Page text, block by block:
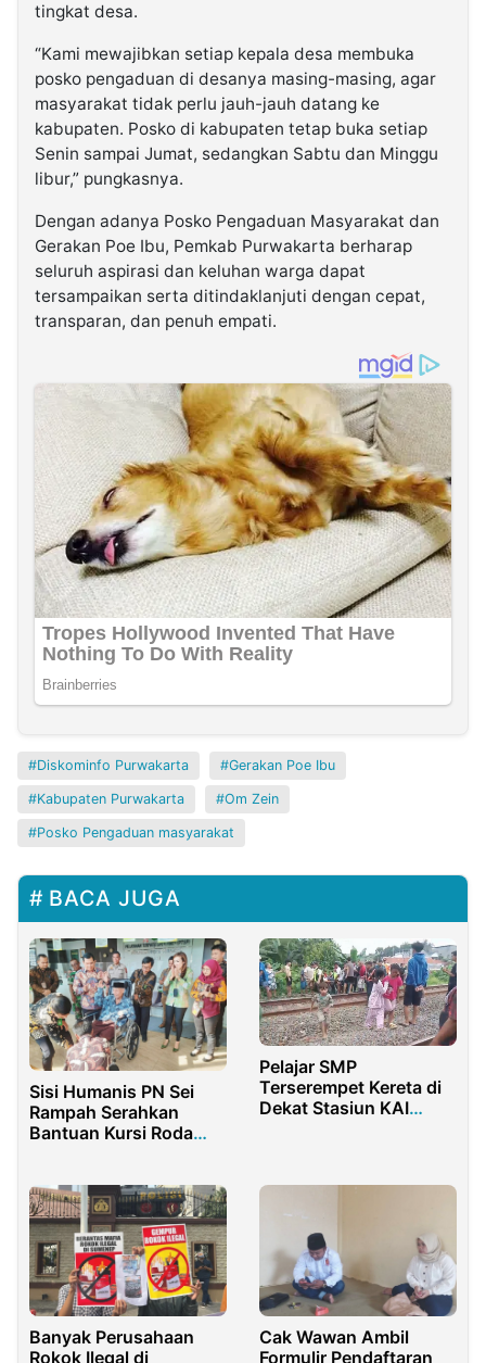
tingkat desa.
“Kami mewajibkan setiap kepala desa membuka
posko pengaduan di desanya masing-masing, agar
masyarakat tidak perlu jauh-jauh datang ke
kabupaten. Posko di kabupaten tetap buka setiap
Senin sampai Jumat, sedangkan Sabtu dan Minggu
libur,” pungkasnya.
Dengan adanya Posko Pengaduan Masyarakat dan
Gerakan Poe Ibu, Pemkab Purwakarta berharap
seluruh aspirasi dan keluhan warga dapat
tersampaikan serta ditindaklanjuti dengan cepat,
transparan, dan penuh empati.
Diskominfo Purwakarta Gerakan Poe Ibu
Kabupaten Purwakarta Om Zein
Posko Pengaduan masyarakat
BACA JUGA
Sisi Humanis PN Sei
Rampah Serahkan
Bantuan Kursi Roda
Pelajar SMP
Terserempet Kereta di
Dekat Stasiun KAI
Banyak Perusahaan
Rokok Ilegal di
Cak Wawan Ambil
Formulir Pendaftaran